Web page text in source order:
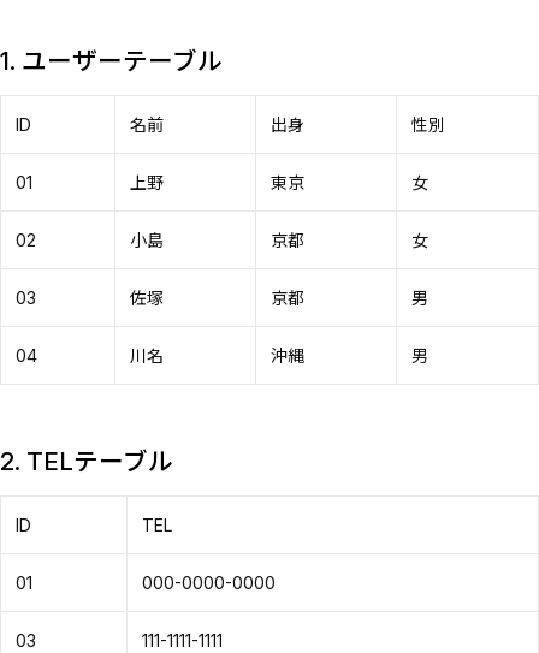
1. ユーザーテーブル
ID 名前 出身 性別
01 上野 東京 女
02 小島 京都 女
03 佐塚 京都 男
04 川名 沖縄 男
2. TELテーブル
ID TEL
01 000-0000-0000
03 111-1111-1111